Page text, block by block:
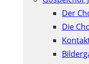
Der
Die